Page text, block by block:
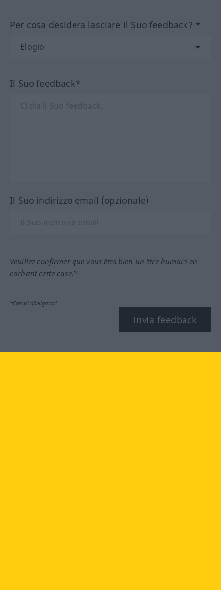
Per cosa desidera lasciare il Suo feedback? *
Il Suo feedback*
Il Suo indirizzo email (opzionale)
Veuillez confirmer que vous êtes bien un être humain en
cochant cette case.*
*Campi obbligatori
Invia feedback